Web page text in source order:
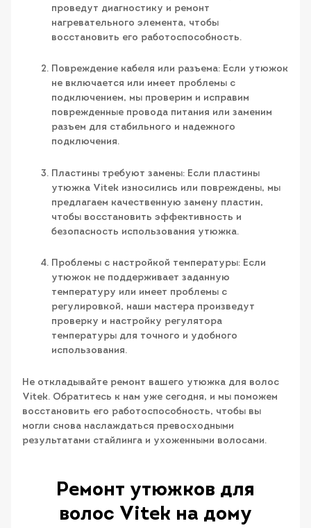
проведут диагностику и ремонт
нагревательного элемента, чтобы
восстановить его работоспособность.
Повреждение кабеля или разъема: Если утюжок
не включается или имеет проблемы с
подключением, мы проверим и исправим
поврежденные провода питания или заменим
разъем для стабильного и надежного
подключения.
Пластины требуют замены: Если пластины
утюжка Vitek износились или повреждены, мы
предлагаем качественную замену пластин,
чтобы восстановить эффективность и
безопасность использования утюжка.
Проблемы с настройкой температуры: Если
утюжок не поддерживает заданную
температуру или имеет проблемы с
регулировкой, наши мастера произведут
проверку и настройку регулятора
температуры для точного и удобного
использования.
Не откладывайте ремонт вашего утюжка для волос
Vitek. Обратитесь к нам уже сегодня, и мы поможем
восстановить его работоспособность, чтобы вы
могли снова наслаждаться превосходными
результатами стайлинга и ухоженными волосами.
Ремонт утюжков для
волос Vitek на дому